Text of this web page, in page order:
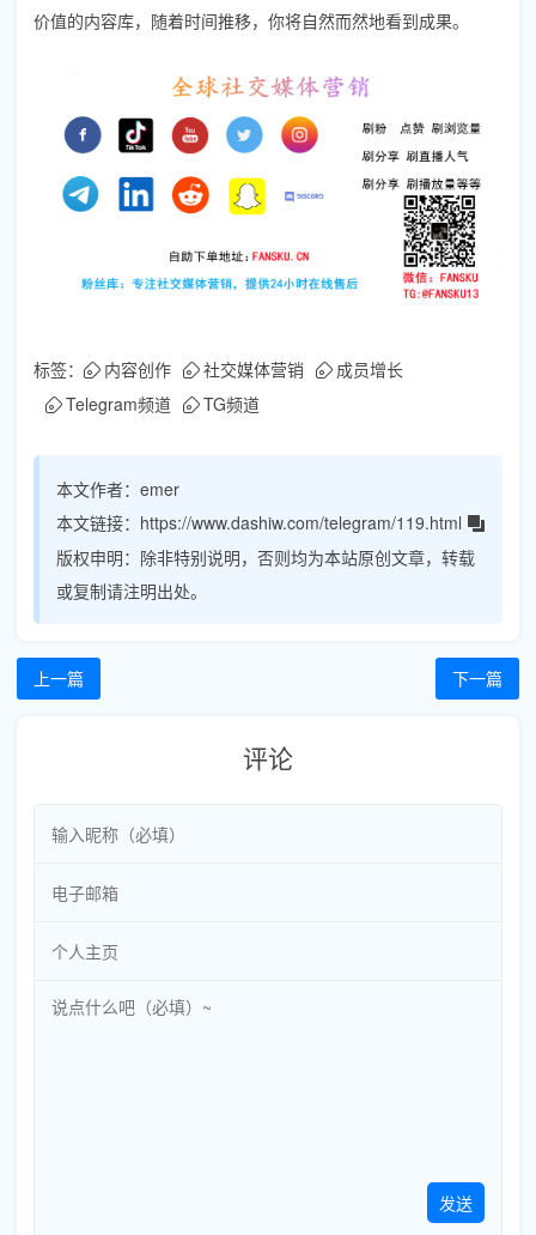
价值的内容库，随着时间推移，你将自然而然地看到成果。
标签： 内容创作 社交媒体营销
成员增长
Telegram频道
TG频道
本文作者： emer
本文链接： https://www.dashiw.com/telegram/119.html
版权申明： 除非特别说明，否则均为本站原创文章，转载
或复制请注明出处。
上一篇 下一篇
评论
发送